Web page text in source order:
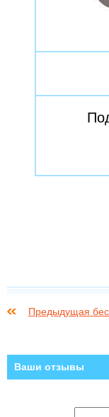
Предыдущая
Ваши отзывы